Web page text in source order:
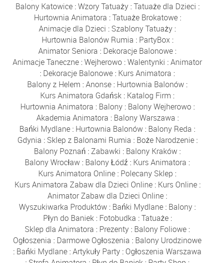
Balony Katowice:Wzory Tatuaży:Tatuaże dla Dzieci :
Hurtownia Animatora :Tatuaże Brokatowe:
Animacje dla Dzieci : Szablony Tatuaży :
Hurtownia Balonów Rumia : PartyBox:
Animator Seniora : Dekoracje Balonowe :
Animacje Taneczne :Wejherowo :Walentynki :Animator
: Dekoracje Balonowe : Kurs Animatora :
Balony z Helem :Anonse : Hurtownia Balonów :
Kurs Animatora Gdańsk : Katalog Firm :
Hurtownia Animatora : Balony: Balony Wejherowo:
Akademia Animatora : Balony Warszawa :
Bańki Mydlane : Hurtownia Balonów : Balony Reda :
Gdynia : Sklep z Balonami Rumia : Boże Narodzenie:
Balony Poznań :Zabawki : Balony Kraków :
Balony Wrocław : Balony Łódź : Kurs Animatora :
Kurs Animatora Online : Polecany Sklep :
Kurs Animatora Zabaw dla Dzieci Online: Kurs Online:
Animator Zabaw dla Dzieci Online :
Wyszukiwarka Produktów : Bańki Mydlane : Balony :
Płyn do Baniek: Fotobudka :Tatuaże:
Sklep dla Animatora : Prezenty : Balony Foliowe :
Ogłoszenia : Darmowe Ogłoszenia : Balony Urodzinowe
: Bańki Mydlane :Artykuły Party : Ogłoszenia Warszawa